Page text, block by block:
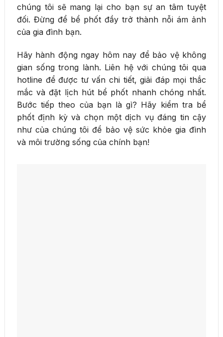
chúng tôi sẽ mang lại cho bạn sự an tâm tuyệt
đối. Đừng để bể phốt đầy trở thành nỗi ám ảnh
của gia đình bạn.
Hãy hành động ngay hôm nay để bảo vệ không
gian sống trong lành. Liên hệ với chúng tôi qua
hotline để được tư vấn chi tiết, giải đáp mọi thắc
mắc và đặt lịch hút bể phốt nhanh chóng nhất.
Bước tiếp theo của bạn là gì? Hãy kiểm tra bể
phốt định kỳ và chọn một dịch vụ đáng tin cậy
như của chúng tôi để bảo vệ sức khỏe gia đình
và môi trường sống của chính bạn!